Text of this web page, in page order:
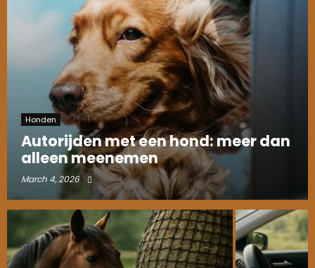
Honden
Autorijden met een hond: meer dan
alleen meenemen
March 4, 2026